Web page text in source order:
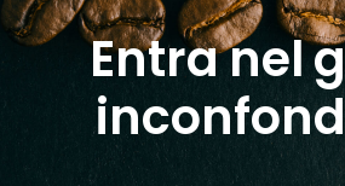
Entra nel